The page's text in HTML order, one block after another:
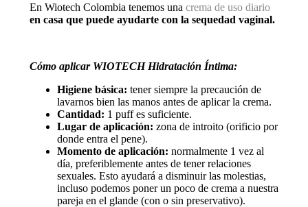
En Wiotech Colombia tenemos una crema de uso diario
en casa que puede ayudarte con la sequedad vaginal.
Cómo aplicar WIOTECH Hidratación Íntima:
Higiene básica: tener siempre la precaución de
lavarnos bien las manos antes de aplicar la crema.
Cantidad: 1 puff es suficiente.
Lugar de aplicación: zona de introito (orificio por
donde entra el pene).
Momento de aplicación: normalmente 1 vez al
día, preferiblemente antes de tener relaciones
sexuales. Esto ayudará a disminuir las molestias,
incluso podemos poner un poco de crema a nuestra
pareja en el glande (con o sin preservativo).